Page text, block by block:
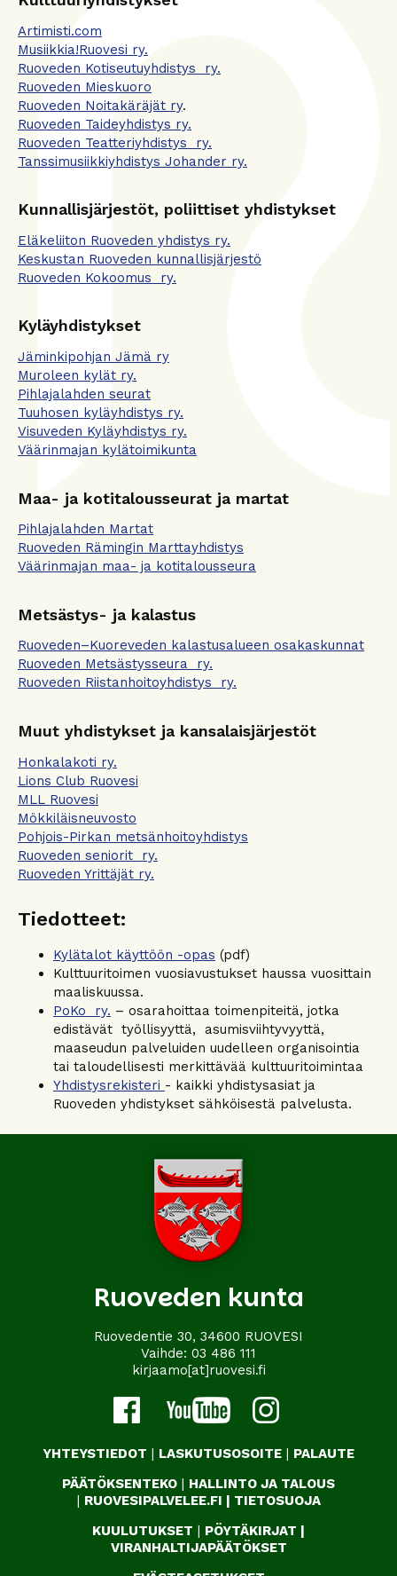
Artimisti.com
Musiikkia!Ruovesi ry.
Ruoveden Kotiseutuyhdistys ry.
Ruoveden Mieskuoro
Ruoveden Noitakäräjät ry.
Ruoveden Taideyhdistys ry.
Ruoveden Teatteriyhdistys ry.
Tanssimusiikkiyhdistys Johander ry.
Kunnallisjärjestöt, poliittiset yhdistykset
Eläkeliiton Ruoveden yhdistys ry.
Keskustan Ruoveden kunnallisjärjestö
Ruoveden Kokoomus ry.
Kyläyhdistykset
Jäminkipohjan Jämä ry
Muroleen kylät ry.
Pihlajalahden seurat
Tuuhosen kyläyhdistys ry.
Visuveden Kyläyhdistys ry.
Väärinmajan kylätoimikunta
Maa- ja kotitalousseurat ja martat
Pihlajalahden Martat
Ruoveden Rämingin Marttayhdistys
Väärinmajan maa- ja kotitalousseura
Metsästys- ja kalastus
Ruoveden–Kuoreveden kalastusalueen osakaskunnat
Ruoveden Metsästysseura ry.
Ruoveden Riistanhoitoyhdistys ry.
Muut yhdistykset ja kansalaisjärjestöt
Honkalakoti ry.
Lions Club Ruovesi
MLL Ruovesi
Mökkiläisneuvosto
Pohjois-Pirkan metsänhoitoyhdistys
Ruoveden seniorit ry.
Ruoveden Yrittäjät ry.
Tiedotteet:
Kylätalot käyttöön -opas (pdf)
Kulttuuritoimen vuosiavustukset haussa vuosittain
maaliskuussa.
PoKo ry. – osarahoittaa toimenpiteitä, jotka
edistävät työllisyyttä, asumisviihtyvyyttä,
maaseudun palveluiden uudelleen organisointia
tai taloudellisesti merkittävää kulttuuritoimintaa
Yhdistysrekisteri - kaikki yhdistysasiat ja
Ruoveden yhdistykset sähköisestä palvelusta.
Ruoveden kunta
Ruovedentie 30, 34600 RUOVESI
Vaihde: 03 486 111
kirjaamo[at]ruovesi.fi
YHTEYSTIEDOT | LASKUTUSOSOITE | PALAUTE
PÄÄTÖKSENTEKO | HALLINTO JA TALOUS
| RUOVESIPALVELEE.FI | TIETOSUOJA
KUULUTUKSET | PÖYTÄKIRJAT |
VIRANHALTIJAPÄÄTÖKSET